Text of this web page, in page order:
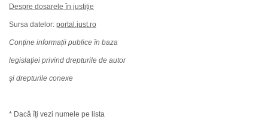
Despre dosarele în justiție
Sursa datelor: portal.just.ro
Conține informații publice în baza
legislației privind drepturile de autor
și drepturile conexe
* Dacă îți vezi numele pe lista